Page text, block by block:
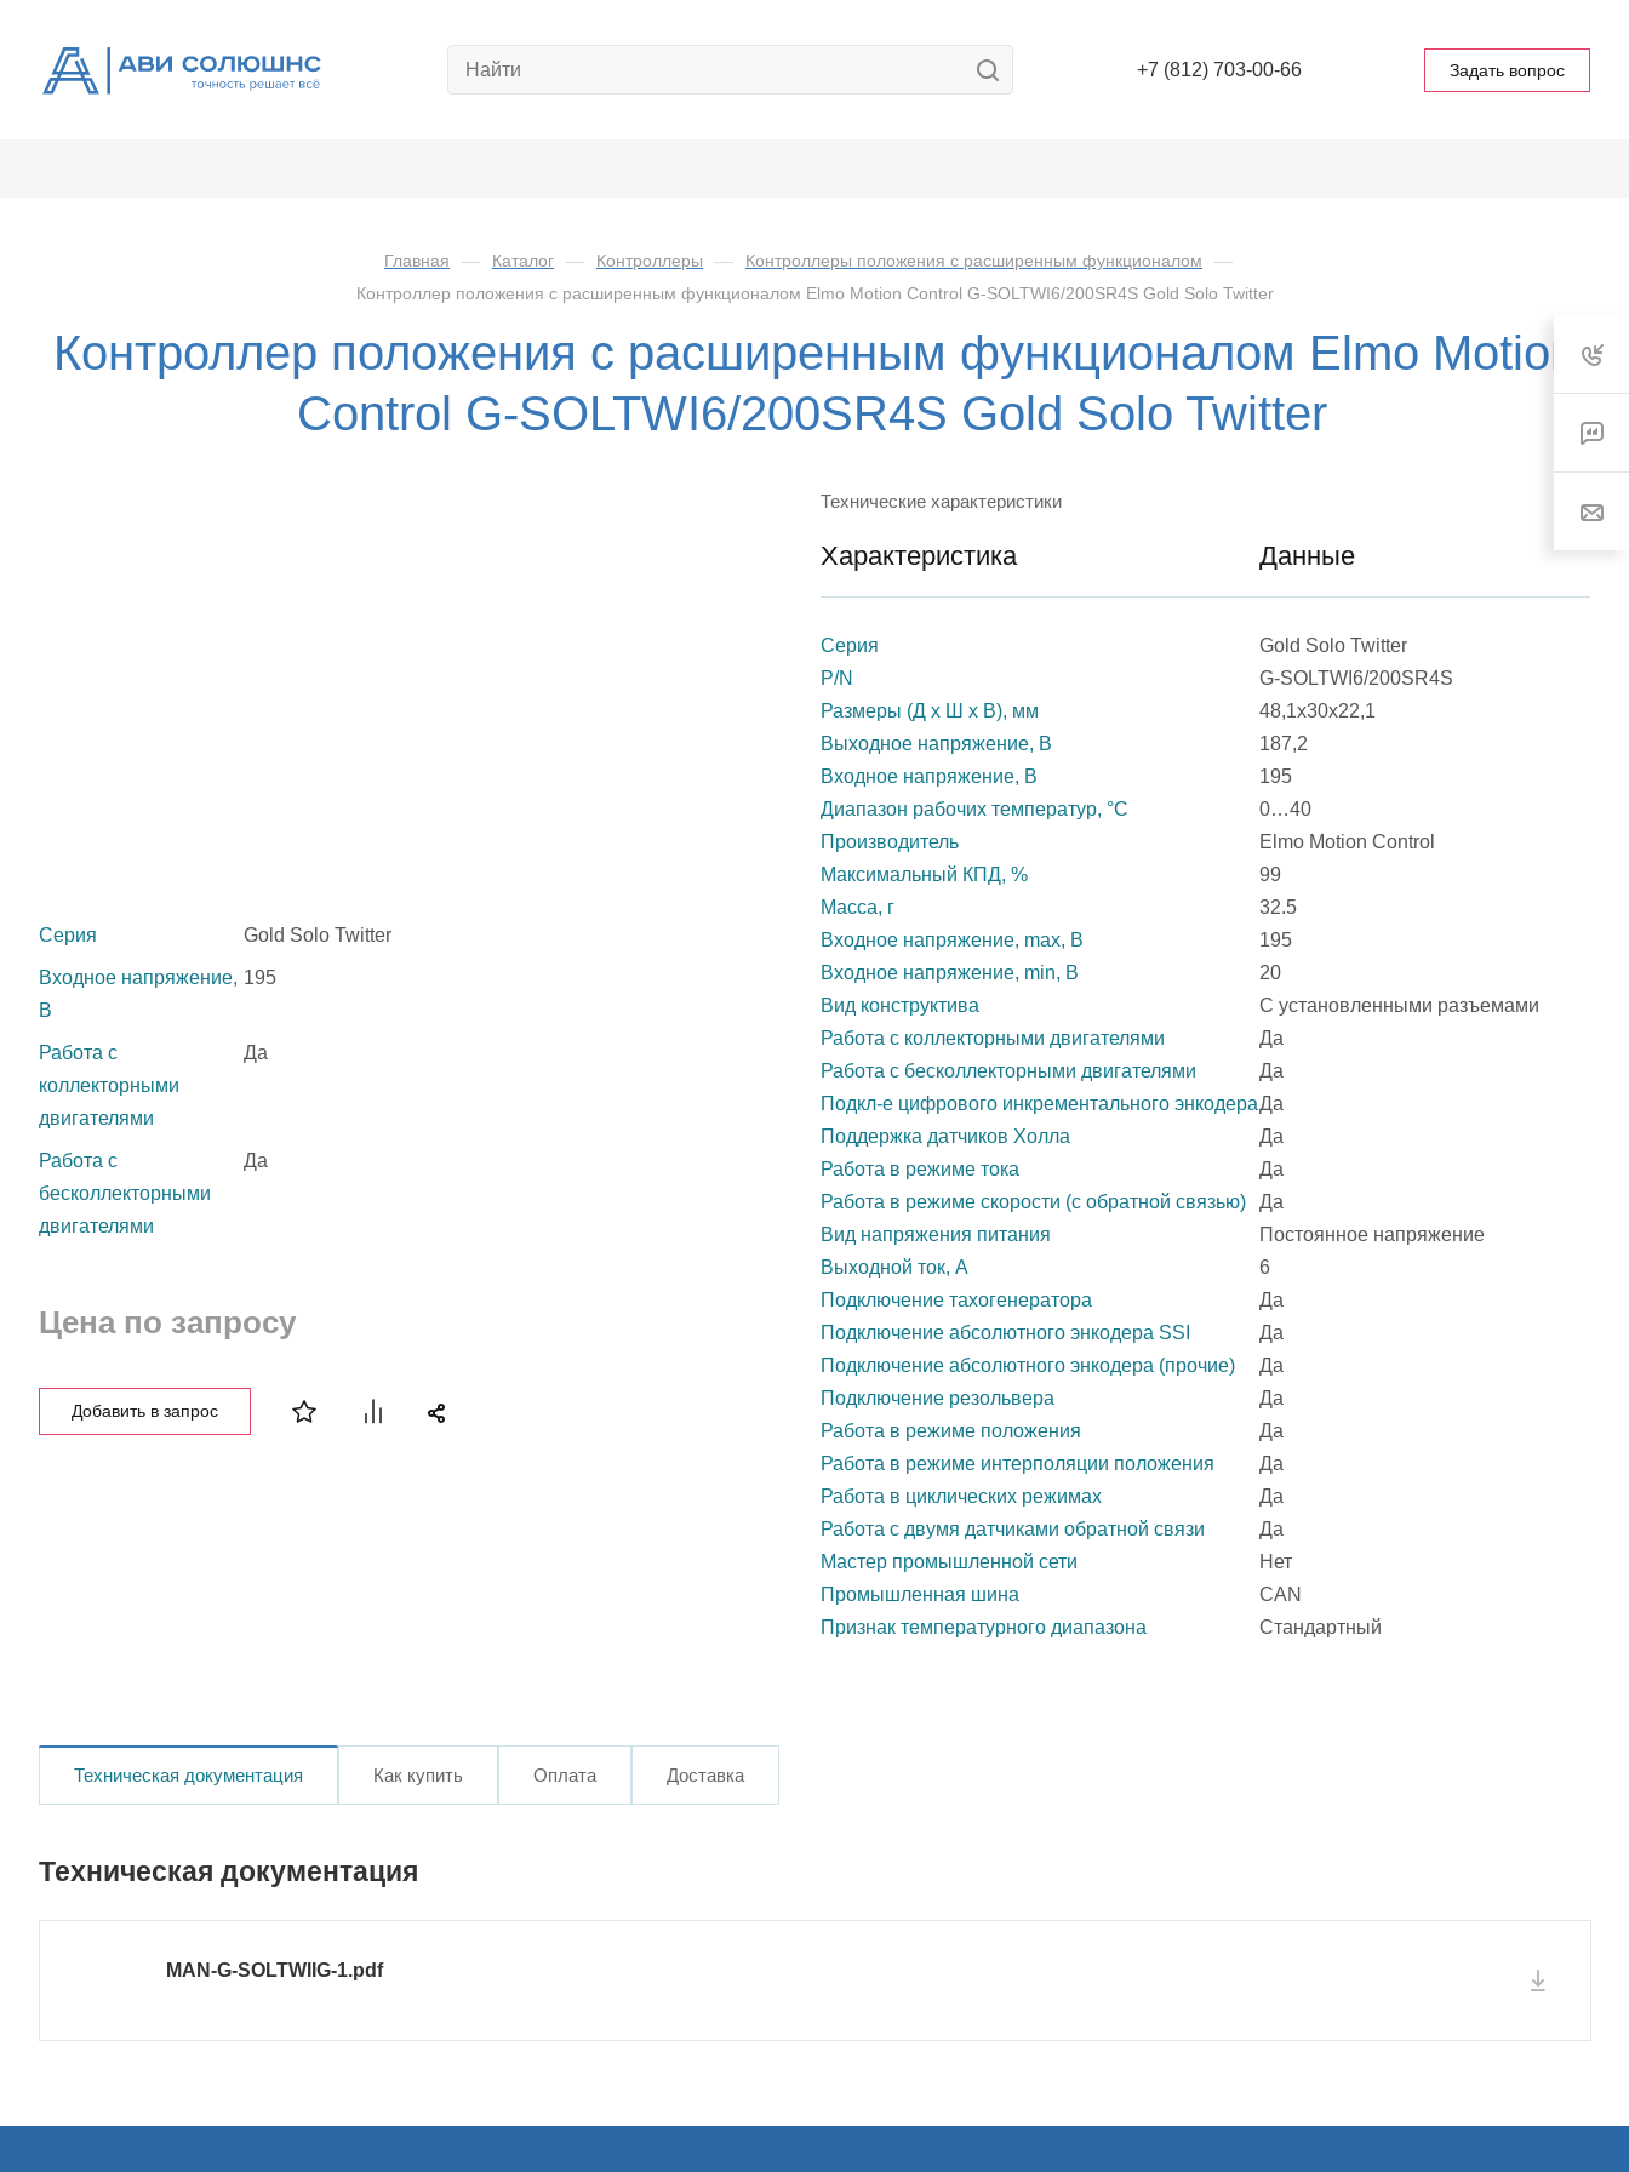
+7 (812) 703-00-66 Задать вопрос
Главная — Каталог — Контроллеры — Контроллеры положения с расширенным функционалом —
Контроллер положения с расширенным функционалом Elmo Motion Control G-SOLTWI6/200SR4S Gold Solo Twitter
Контроллер положения с расширенным функционалом Elmo Motion
Control G-SOLTWI6/200SR4S Gold Solo Twitter
Серия Gold Solo Twitter
Входное напряжение,
В
195
Работа с
коллекторными
двигателями
Да
Работа с
бесколлекторными
двигателями
Да
Цена по запросу
Добавить в запрос
Технические характеристики
Характеристика Данные
Серия
Gold Solo Twitter
P/N
G-SOLTWI6/200SR4S
Размеры (Д х Ш х В), мм
48,1х30х22,1
Выходное напряжение, В
187,2
Входное напряжение, В
195
Диапазон рабочих температур, °С
0…40
Производитель
Elmo Motion Control
Максимальный КПД, %
99
Масса, г
32.5
Входное напряжение, max, В
195
Входное напряжение, min, В
20
Вид конструктива
С установленными разъемами
Работа с коллекторными двигателями
Да
Работа с бесколлекторными двигателями
Да
Подкл-е цифрового инкрементального энкодераДа
Поддержка датчиков Холла
Да
Работа в режиме тока
Да
Работа в режиме скорости (с обратной связью)
Да
Вид напряжения питания
Постоянное напряжение
Выходной ток, А
6
Подключение тахогенератора
Да
Подключение абсолютного энкодера SSI
Да
Подключение абсолютного энкодера (прочие)
Да
Подключение резольвера
Да
Работа в режиме положения
Да
Работа в режиме интерполяции положения
Да
Работа в циклических режимах
Да
Работа с двумя датчиками обратной связи
Да
Мастер промышленной сети
Нет
Промышленная шина
CAN
Признак температурного диапазона
Стандартный
Техническая документация Как купить Оплата Доставка
Техническая документация
MAN-G-SOLTWIIG-1.pdf